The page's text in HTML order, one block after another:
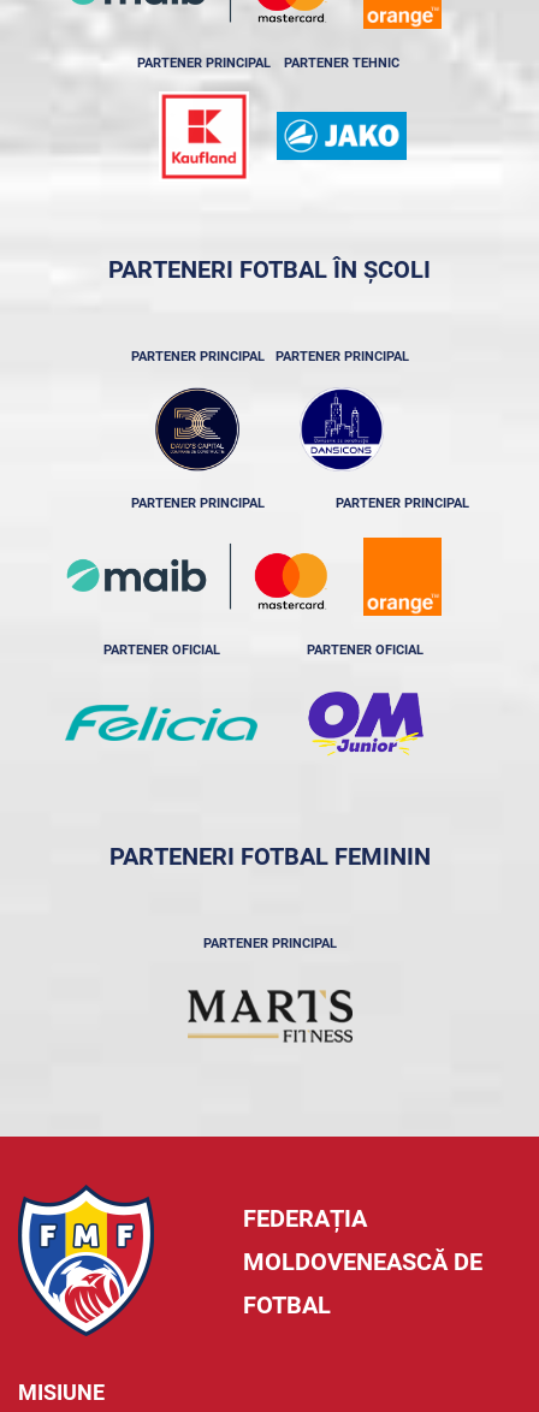
PARTENER PRINCIPAL PARTENER TEHNIC
PARTENERI FOTBAL ÎN ȘCOLI
PARTENER PRINCIPAL PARTENER PRINCIPAL
PARTENER PRINCIPAL PARTENER PRINCIPAL
PARTENER OFICIAL PARTENER OFICIAL
PARTENERI FOTBAL FEMININ
PARTENER PRINCIPAL
FEDERAȚIA
MOLDOVENEASCĂ DE
FOTBAL
MISIUNE